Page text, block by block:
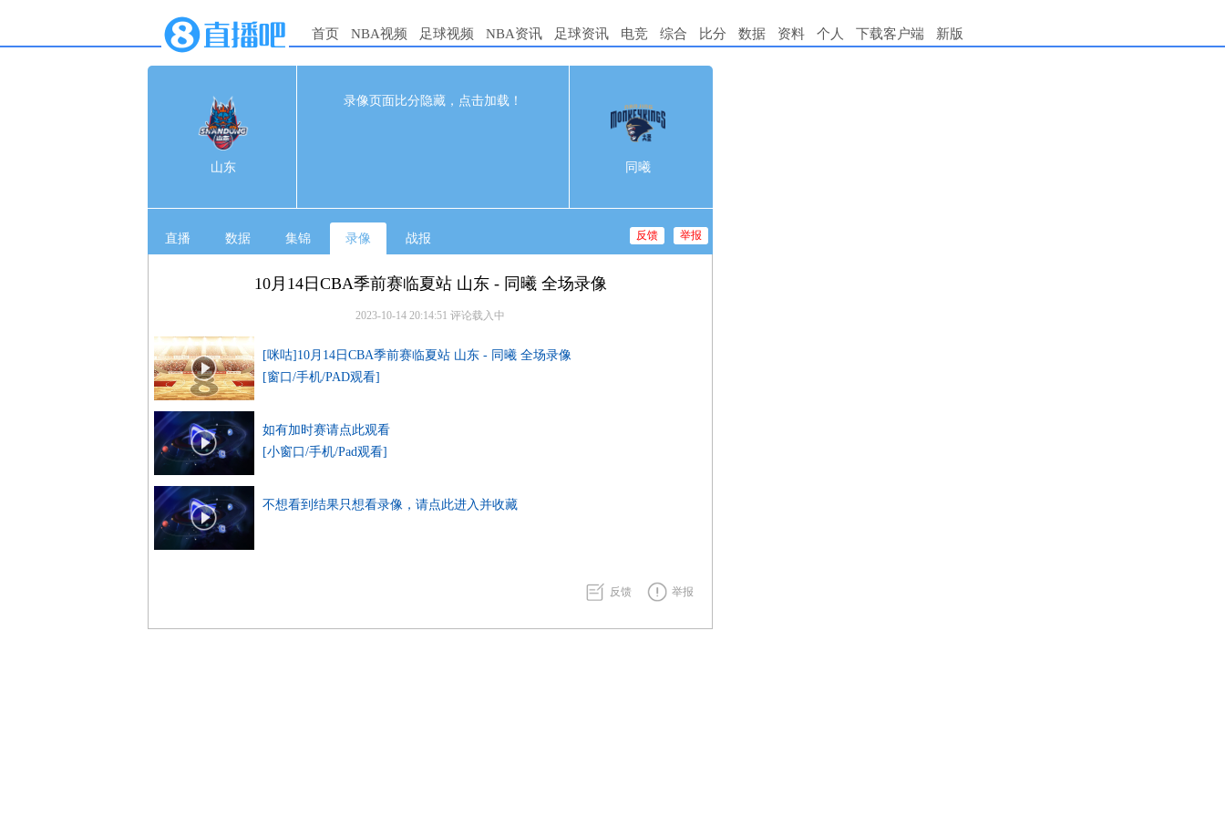
首页 NBA视频 足球视频 NBA资讯 足球资讯 电竞 综合 比分 数据 资料 个人 下载客户端 新版
山东
录像页面比分隐藏，点击加载！
76 完赛 88
同曦
直播 数据 集锦 录像 战报 举报
反馈
10月14日CBA季前赛临夏站 山东 - 同曦 全场录像
2023-10-14 20:14:51 评论载入中
[咪咕]10月14日CBA季前赛临夏站 山东 - 同曦 全场录像
[窗口/手机/PAD观看]
如有加时赛请点此观看
[小窗口/手机/Pad观看]
不想看到结果只想看录像，请点此进入并收藏
反馈 举报